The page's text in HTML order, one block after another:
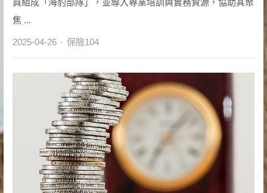
員組成「海豹部隊」，並導入專業培訓與實務資源，協助其聚
焦 ...
2025-04-26 Author
保險104